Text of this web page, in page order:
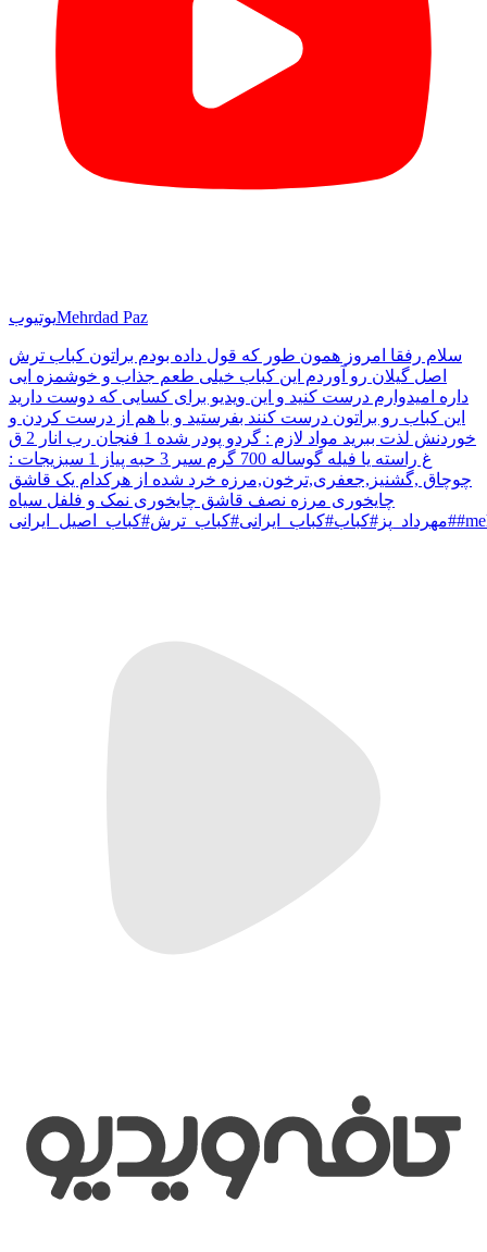
یوتیوبMehrdad Paz
سلام رفقا امروز همون طور که قول داده بودم براتون کباب ترش
اصل گیلان رو آوردم این کباب خیلی طعم جذاب و خوشمزه ایی
داره امیدوارم درست کنید و این ویدیو برای کسایی که دوست دارید
این کباب رو براتون درست کنند بفرستید و با هم از درست کردن و
خوردنش لذت ببرید مواد لازم : گردو پودر شده 1 فنجان رب انار 2 ق
غ راسته یا فیله گوساله 700 گرم سیر 3 حبه پیاز 1 سبزیجات :
چوچاق ,گشنیز,جعفری,ترخون,مرزه خرد شده از هرکدام یک قاشق
چایخوری مرزه نصف قاشق چایخوری نمک و فلفل سیاه